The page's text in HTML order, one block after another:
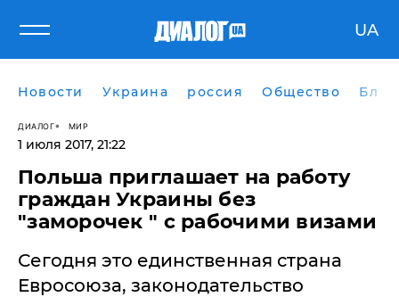
UA
Новости Украина россия Общество
ДИАЛОГ МИР
1 июля 2017, 21:22
Польша приглашает на работу
граждан Украины без
"заморочек " с рабочими визами
Сегодня это единственная страна
Евросоюза, законодательство